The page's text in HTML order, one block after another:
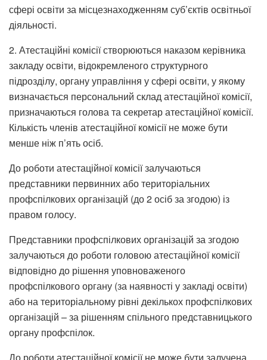
сфері освіти за місцезнаходженням суб’єктів освітньої
діяльності.
2. Атестаційні комісії створюються наказом керівника
закладу освіти, відокремленого структурного
підрозділу, органу управління у сфері освіти, у якому
визначається персональний склад атестаційної комісії,
призначаються голова та секретар атестаційної комісії.
Кількість членів атестаційної комісії не може бути
менше ніж п’ять осіб.
До роботи атестаційної комісії залучаються
представники первинних або територіальних
профспілкових організацій (до 2 осіб за згодою) із
правом голосу.
Представники профспілкових організацій за згодою
залучаються до роботи головою атестаційної комісії
відповідно до рішення уповноваженого
профспілкового органу (за наявності у закладі освіти)
або на територіальному рівні декількох профспілкових
організацій – за рішенням спільного представницького
органу профспілок.
До роботи атестаційної комісії не може бути залучена